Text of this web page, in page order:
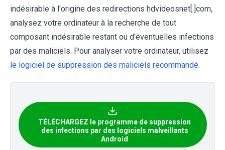
indésirable à l'origine des redirections hdvideosnet[.]com,
analysez votre ordinateur à la recherche de tout
composant indésirable restant ou d'éventuelles infections
par des maliciels. Pour analyser votre ordinateur, utilisez
le logiciel de suppression des maliciels recommandé.
TÉLÉCHARGEZ le programme de suppression
des infections par des logiciels malveillants
Android